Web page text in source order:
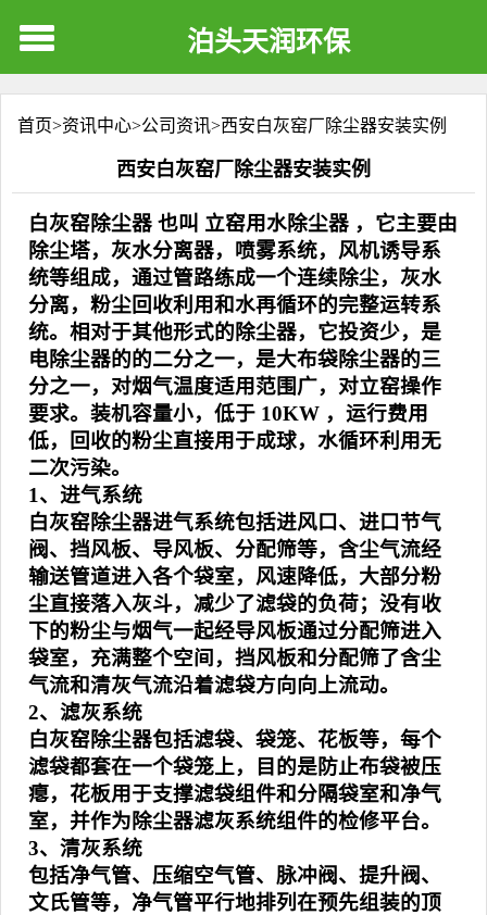
泊头天润环保
首页>资讯中心>公司资讯>西安白灰窑厂除尘器安装实例
西安白灰窑厂除尘器安装实例
白灰窑除尘器 也叫 立窑用水除尘器 ，它主要由
除尘塔，灰水分离器，喷雾系统，风机诱导系
统等组成，通过管路练成一个连续除尘，灰水
分离，粉尘回收利用和水再循环的完整运转系
统。相对于其他形式的除尘器，它投资少，是
电除尘器的的二分之一，是大布袋除尘器的三
分之一，对烟气温度适用范围广，对立窑操作
要求。装机容量小，低于 10KW ，运行费用
低，回收的粉尘直接用于成球，水循环利用无
二次污染。
1、进气系统
白灰窑除尘器进气系统包括进风口、进口节气
阀、挡风板、导风板、分配筛等，含尘气流经
输送管道进入各个袋室，风速降低，大部分粉
尘直接落入灰斗，减少了滤袋的负荷；没有收
下的粉尘与烟气一起经导风板通过分配筛进入
袋室，充满整个空间，挡风板和分配筛了含尘
气流和清灰气流沿着滤袋方向向上流动。
2、滤灰系统
白灰窑除尘器包括滤袋、袋笼、花板等，每个
滤袋都套在一个袋笼上，目的是防止布袋被压
瘪，花板用于支撑滤袋组件和分隔袋室和净气
室，并作为除尘器滤灰系统组件的检修平台。
3、清灰系统
包括净气管、压缩空气管、脉冲阀、提升阀、
文氏管等，净气管平行地排列在预先组装的顶